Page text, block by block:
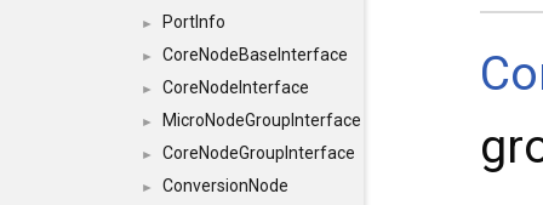
► PortInfo
► CoreNodeBaseInterface
► CoreNodeInterface
► MicroNodeGroupInterface
► CoreNodeGroupInterface
► ConversionNode